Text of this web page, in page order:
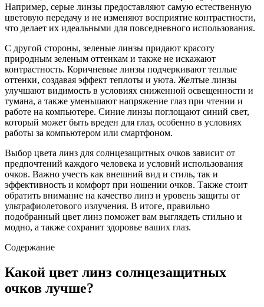
Например, серые линзы предоставляют самую естественную
цветовую передачу и не изменяют восприятие контрастности,
что делает их идеальными для повседневного использования.
С другой стороны, зеленые линзы придают красоту
природным зеленым оттенкам и также не искажают
контрастность. Коричневые линзы подчеркивают теплые
оттенки, создавая эффект теплоты и уюта. Желтые линзы
улучшают видимость в условиях сниженной освещенности и
тумана, а также уменьшают напряжение глаз при чтении и
работе на компьютере. Синие линзы поглощают синий свет,
который может быть вреден для глаз, особенно в условиях
работы за компьютером или смартфоном.
Выбор цвета линз для солнцезащитных очков зависит от
предпочтений каждого человека и условий использования
очков. Важно учесть как внешний вид и стиль, так и
эффективность и комфорт при ношении очков. Также стоит
обратить внимание на качество линз и уровень защиты от
ультрафиолетового излучения. В итоге, правильно
подобранный цвет линз поможет вам выглядеть стильно и
модно, а также сохранит здоровье ваших глаз.
Содержание
Какой цвет линз солнцезащитных
очков лучше?